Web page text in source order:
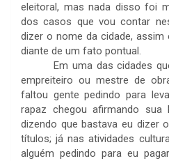
eleitoral, mas nada disso foi
dos casos que vou contar
dizer o nome da cidade, assim
diante de um fato pontual.
Em uma das cidades
empreiteiro ou mestre de
faltou gente pedindo para
rapaz chegou afirmando sua
dizendo que bastava eu dizer
títulos; já nas atividades
alguém pedindo para eu